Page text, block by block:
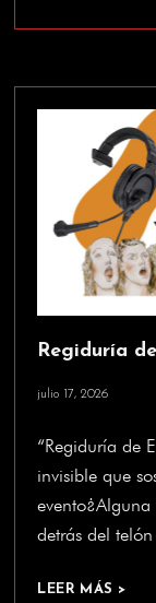
Regiduría
julio 17, 2026
“Regiduría de
invisible que
evento¿Alguna
detrás del telón
LEER MÁS >